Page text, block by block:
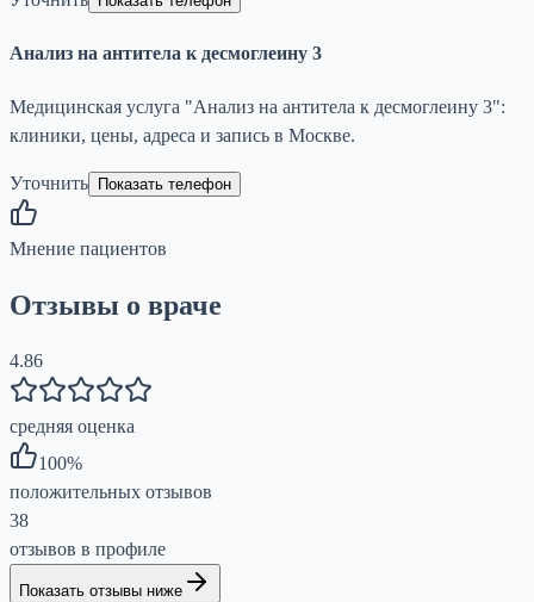
Анализ на антитела к десмоглеину 3
Медицинская услуга "Анализ на антитела к десмоглеину 3":
клиники, цены, адреса и запись в Москве.
Уточнить Показать телефон
Мнение пациентов
Отзывы о враче
4.86
средняя оценка
100%
положительных отзывов
38
отзывов в профиле
Показать отзывы ниже